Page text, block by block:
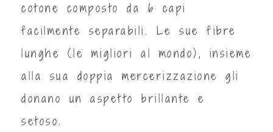
cotone composto da 6 capi
facilmente separabili. Le sue fibre
lunghe (le migliori al mondo), insieme
alla sua doppia mercerizzazione gli
donano un aspetto brillante e
setoso.